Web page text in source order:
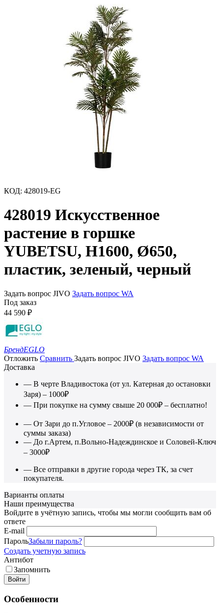
КОД: 428019-EG
428019 Искусственное
растение в горшке
YUBETSU, H1600, Ø650,
пластик, зеленый, черный
Задать вопрос JIVO Задать вопрос WA
Под заказ
44 590 ₽
БрендEGLO
Отложить Сравнить Задать вопрос JIVO Задать вопрос WA
Доставка
— В черте Владивостока (от ул. Катерная до остановки
Заря) – 1000₽
— При покупке на сумму свыше 20 000₽ – бесплатно!
— От Зари до п.Угловое – 2000₽ (в независимости от
суммы заказа)
— До г.Артем, п.Вольно-Надеждинское и Соловей-Ключ
– 3000₽
— Все отправки в другие города через ТК, за счет
покупателя.
Варианты оплаты
Наши преимущества
Войдите в учётную запись, чтобы мы могли сообщить вам об
ответе
E-mail
ПарольЗабыли пароль?
Создать учетную запись
Антибот
Запомнить
Войти
Особенности